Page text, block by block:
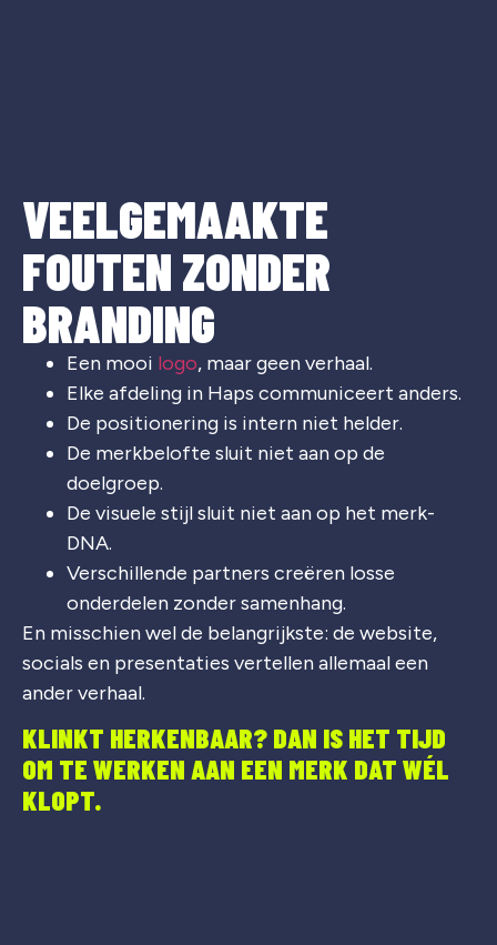
VEELGEMAAKTE
FOUTEN ZONDER
BRANDING
Een mooi logo, maar geen verhaal.
Elke afdeling in Haps communiceert anders.
De positionering is intern niet helder.
De merkbelofte sluit niet aan op de
doelgroep.
De visuele stijl sluit niet aan op het merk-
DNA.
Verschillende partners creëren losse
onderdelen zonder samenhang.
En misschien wel de belangrijkste: de website,
socials en presentaties vertellen allemaal een
ander verhaal.
KLINKT HERKENBAAR? DAN IS HET TIJD
OM TE WERKEN AAN EEN MERK DAT WÉL
KLOPT.